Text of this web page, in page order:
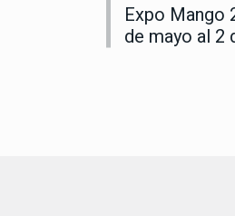
Expo Mango
de mayo al 2